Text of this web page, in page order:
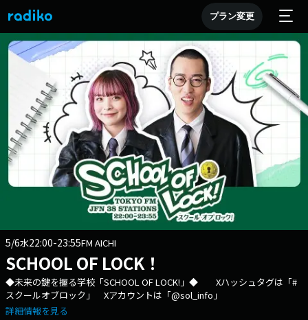
プラン変更
5/6水22:00-23:55FM AICHI
SCHOOL OF LOCK！
◆未来の鍵を握る学校「SCHOOL OF LOCK!」◆ Xハッシュタグは「#
スクールオブロック」 Xアカウントは「@sol_info」
詳細情報を見る